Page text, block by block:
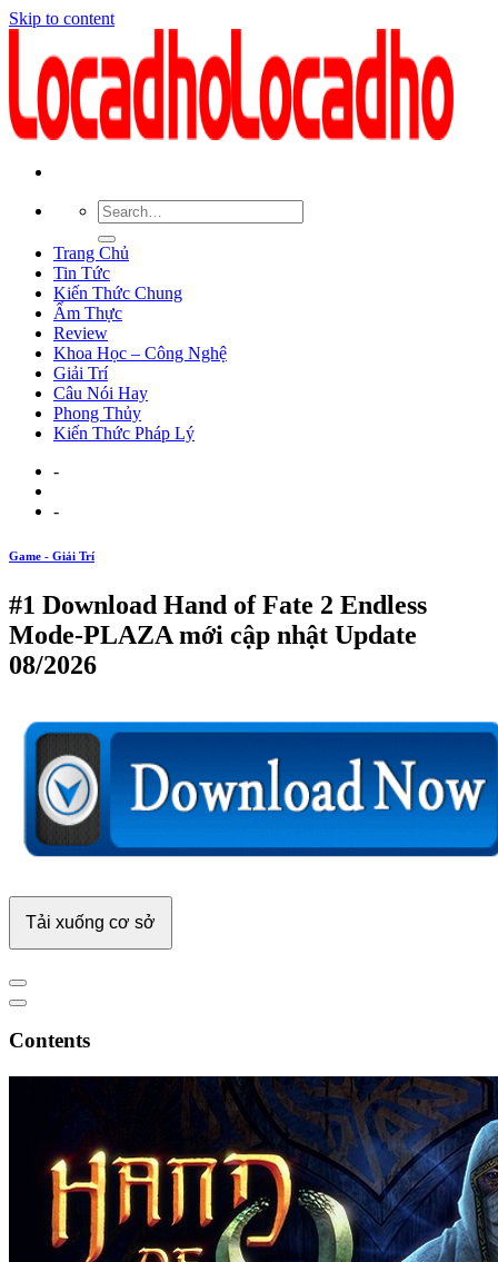
Skip to content
Trang Chủ
Tin Tức
Kiến Thức Chung
Ẩm Thực
Review
Khoa Học – Công Nghệ
Giải Trí
Câu Nói Hay
Phong Thủy
Kiến Thức Pháp Lý
-
-
Game - Giải Trí
#1 Download Hand of Fate 2 Endless
Mode-PLAZA mới cập nhật Update
08/2026
Tải xuống cơ sở
Contents